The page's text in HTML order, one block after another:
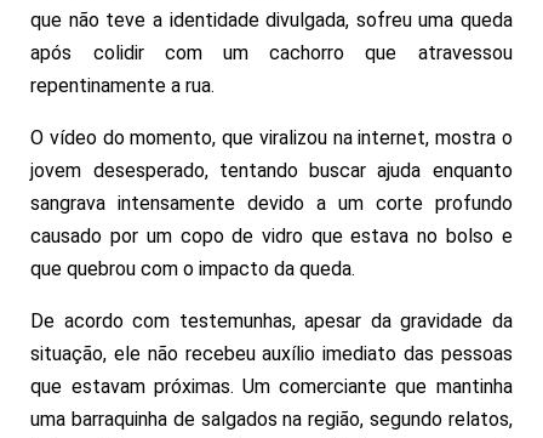
que não teve a identidade divulgada, sofreu uma queda
após colidir com um cachorro que atravessou
repentinamente a rua.
O vídeo do momento, que viralizou na internet, mostra o
jovem desesperado, tentando buscar ajuda enquanto
sangrava intensamente devido a um corte profundo
causado por um copo de vidro que estava no bolso e
que quebrou com o impacto da queda.
De acordo com testemunhas, apesar da gravidade da
situação, ele não recebeu auxílio imediato das pessoas
que estavam próximas. Um comerciante que mantinha
uma barraquinha de salgados na região, segundo relatos,